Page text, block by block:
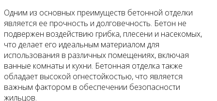
Одним из основных преимуществ бетонной отделки
является ее прочность и долговечность. Бетон не
подвержен воздействию грибка, плесени и насекомых,
что делает его идеальным материалом для
использования в различных помещениях, включая
ванные комнаты и кухни. Бетонная отделка также
обладает высокой огнестойкостью, что является
важным фактором в обеспечении безопасности
жильцов.